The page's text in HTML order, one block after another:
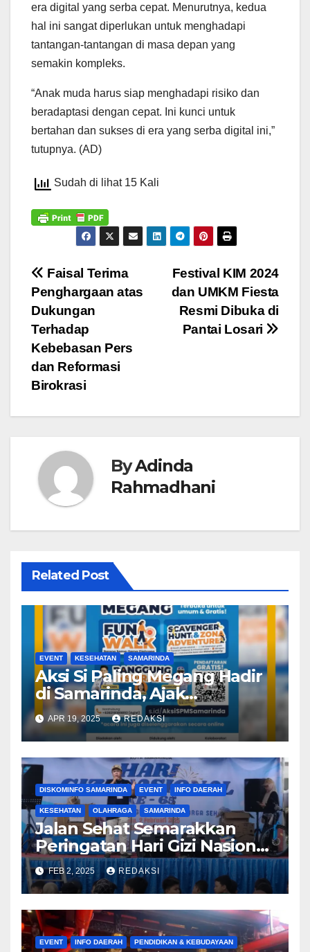
era digital yang serba cepat. Menurutnya, kedua
hal ini sangat diperlukan untuk menghadapi
tantangan-tantangan di masa depan yang
semakin kompleks.
“Anak muda harus siap menghadapi risiko dan
beradaptasi dengan cepat. Ini kunci untuk
bertahan dan sukses di era yang serba digital ini,”
tutupnya. (AD)
Sudah di lihat 15 Kali
Navigasi
pos
Festival KIM 2024
dan UMKM Fiesta
Resmi Dibuka di
Pantai Losari
Faisal Terima
Penghargaan atas
Dukungan
Terhadap
Kebebasan Pers
dan Reformasi
Birokrasi
ByAdinda
Rahmadhani
Related Post
EVENT KESEHATAN SAMARINDA
Aksi Si Paling Megang Hadir
di Samarinda, Ajak
Masyarakat Hidup Sehat
Lewat Event Seru dan
Edukatif
APR 19, 2025 REDAKSI
DISKOMINFO SAMARINDA EVENT INFO DAERAH
KESEHATAN OLAHRAGA SAMARINDA
Jalan Sehat Semarakkan
Peringatan Hari Gizi Nasional
2025 di Samarinda
FEB 2, 2025 REDAKSI
EVENT INFO DAERAH PENDIDIKAN & KEBUDAYAAN